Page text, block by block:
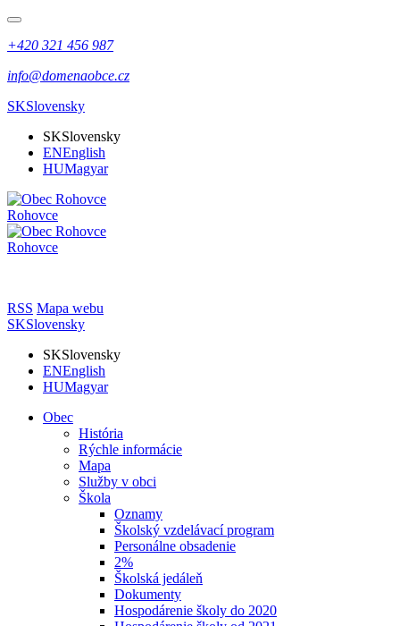
+420 321 456 987
info@domenaobce.cz
SKSlovensky
SKSlovensky
ENEnglish
HUMagyar
Rohovce
Rohovce
RSS Mapa webu
SKSlovensky
SKSlovensky
ENEnglish
HUMagyar
Obec
História
Rýchle informácie
Mapa
Služby v obci
Škola
Oznamy
Školský vzdelávací program
Personálne obsadenie
2%
Školská jedáleň
Dokumenty
Hospodárenie školy do 2020